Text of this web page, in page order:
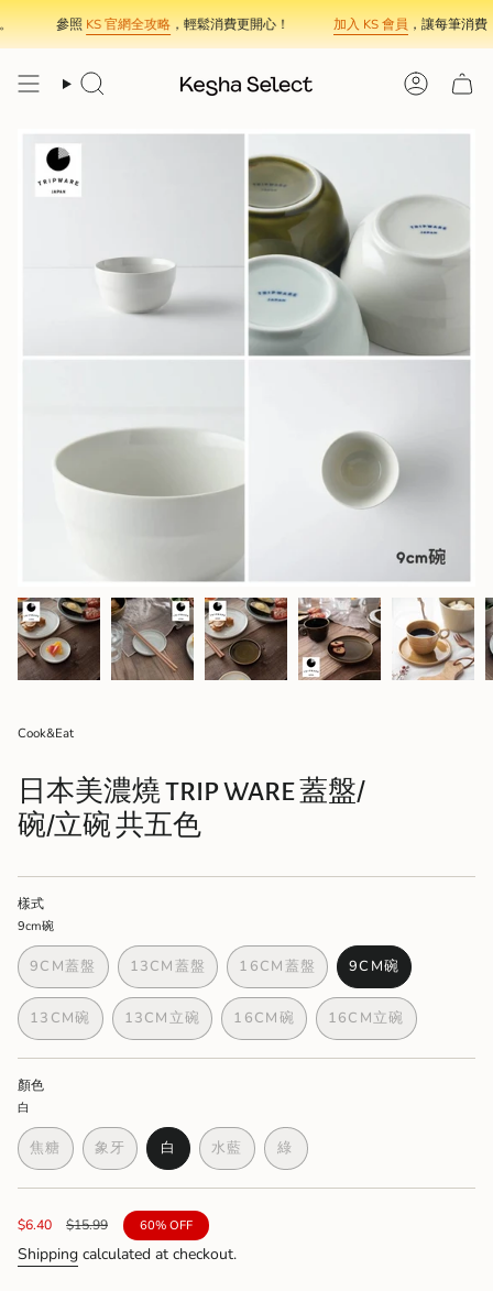
Skip
to
content
參照KS 官網全攻略，輕鬆消費更開心！ 加入 KS 會員，讓每筆消費，
Search Account
Cook&Eat
日本美濃燒 TRIP WARE 蓋盤/
碗/立碗 共五色
樣式
9cm碗
9CM蓋盤
VARIANT
SOLD
OUT
OR
UNAVAILABLE
13CM蓋盤
VARIANT
SOLD
OUT
OR
UNAVAILABLE
16CM蓋盤
VARIANT
SOLD
OUT
OR
UNAVAILABLE
9CM碗
VARIANT
SOLD
OUT
OR
UNAVAILABLE
13CM碗
VARIANT
SOLD
13CM立碗
VARIANT
SOLD
16CM碗
VARIANT
SOLD
16CM立碗
VARIANT
SOLD
顏色
白
焦糖
VARIANT
SOLD
OR
UNAVAILABLE
象牙
VARIANT
SOLD
OR
UNAVAILABLE
白
VARIANT
SOLD
OR
UNAVAILABLE
水藍
VARIANT
SOLD
綠
VARIANT
SOLD
Sale
$6.40
Regular
$15.99 60% OFF
Shipping calculated at checkout.